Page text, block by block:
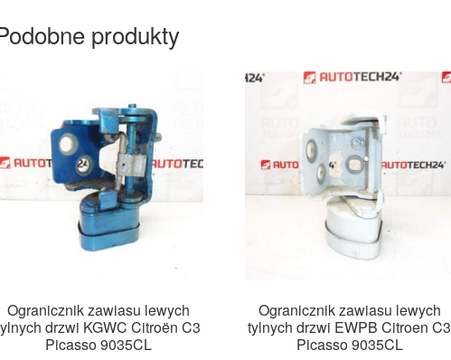
produkty
Ogranicznik zawiasu lewych
drzwi KGWC Citroën C3
Picasso 9035CL
Ogranicznik zawiasu lewych
tylnych drzwi EWPB Citroen C3
Picasso 9035CL